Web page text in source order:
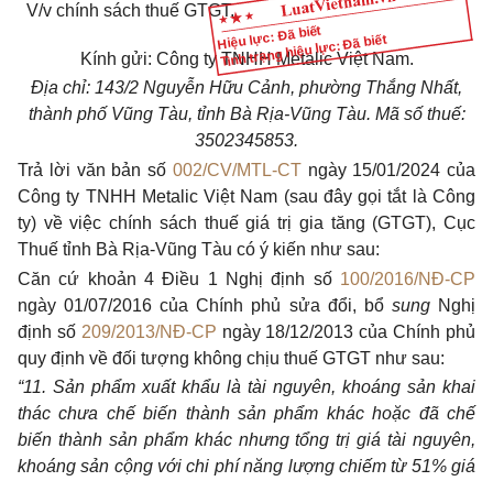
Hiệu lực: Đã biết
Tình trạng hiệu lực: Đã biết
V/vchính sách thuếGTGT.
Kính gửi: Công ty TNHH Metalic Việt Nam.
Địa chỉ: 143/2 Nguyễn Hữu Cảnh, phường Thắng Nhất,
thành phố Vũng Tàu, tỉnh Bà Rịa-Vũng Tàu. Mã số thuế:
3502345853.
Trả lời văn bản số 002/CV/MTL-CTngày 15/01/2024 của
Công ty TNHH Metalic Việt Nam (sau đây gọi tắt là Công
ty) về việc chính sách thuế giá trị gia tăng (GTGT), Cục
Thuế tỉnh Bà Rịa-Vũng Tàu có ý kiến như sau:
Căn cứ khoản 4 Điều 1 Nghị định số 100/2016/NĐ-CP
ngày 01/07/2016 của Chính phủ sửa đổi, bổ sung Nghị
định số 209/2013/NĐ-CP ngày 18/12/2013 của Chính phủ
quy định về đối tượng không chịu thuế GTGT như sau:
“11. Sản phẩm xuất khẩu là tài nguyên, khoáng sản khai
thác chưa chế biến thành sản phẩm khác hoặc đã chế
biến thành sản phẩm khác nhưng tổng trị giá tài nguyên,
khoáng sản cộng với chi phí năng lượng chiếm từ 51% giá